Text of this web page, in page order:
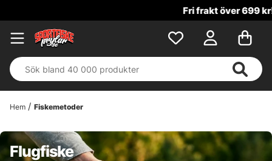
Fri frakt över 699 kr!
Hem Fiskemetoder
Flugfiske